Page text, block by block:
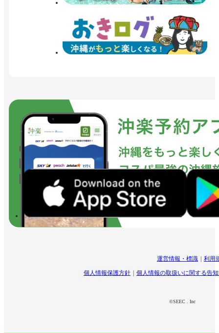
運営情報・標識 利用
個人情報保護方針 個人情報の取扱いに関する告
©SEEC . Inc